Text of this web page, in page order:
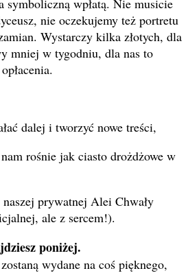
symboliczną wpłatą. Nie musicie
nie oczekujemy też portretu
Wystarczy kilka złotych, dla
mniej w tygodniu, dla nas to
dalej i tworzyć nowe treści,
rośnie jak ciasto drożdżowe w
prywatnej Alei Chwały
ale z sercem!).
poniżej.
wydane na coś pięknego,